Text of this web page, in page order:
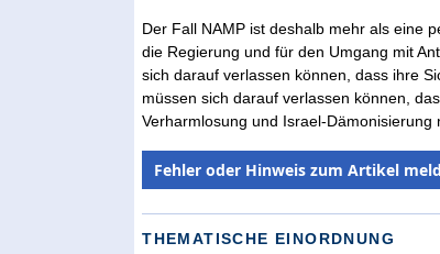
Der Fall NAMP ist deshalb mehr als eine
die Regierung und für den Umgang mit
sich darauf verlassen können, dass ihre
müssen sich darauf verlassen können,
Verharmlosung und Israel-Dämonisierung
Fehler oder Hinweis zum Artikel
THEMATISCHE EINORDNUNG